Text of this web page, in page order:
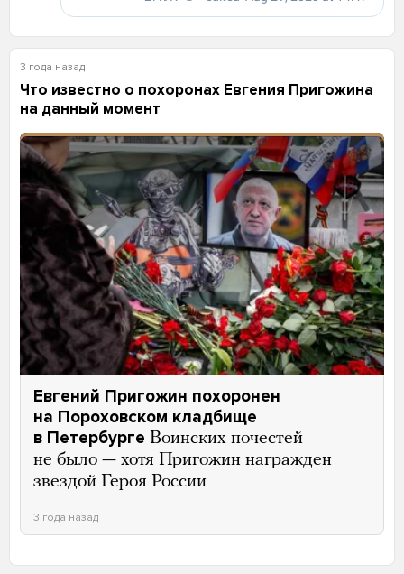
3 года назад
Что известно о похоронах Евгения Пригожина
на данный момент
Евгений Пригожин похоронен
на Пороховском кладбище
в Петербурге Воинских почестей
не было — хотя Пригожин награжден
звездой Героя России
3 года назад